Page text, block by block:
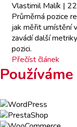
Vlastimil Malík |
Průměrná pozice
jak měřit umístění
zavádí další
pozici.
Přečíst článek